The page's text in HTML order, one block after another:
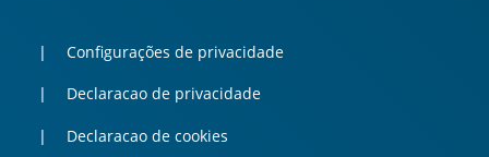
Configurações de privacidade
Declaracao de privacidade
Declaracao de cookies